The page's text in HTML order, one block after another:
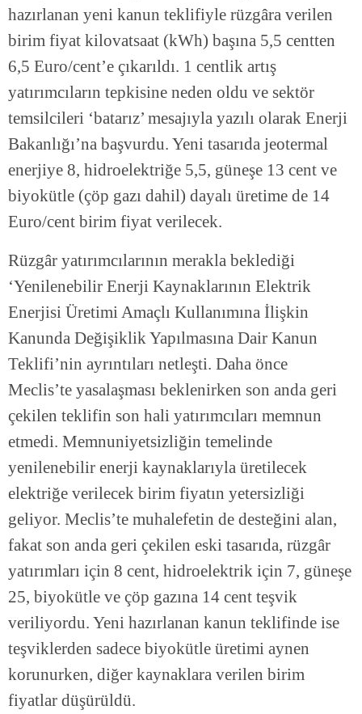
hazırlanan yeni kanun teklifiyle rüzgâra verilen
birim fiyat kilovatsaat (kWh) başına 5,5 centten
6,5 Euro/cent’e çıkarıldı. 1 centlik artış
yatırımcıların tepkisine neden oldu ve sektör
temsilcileri ‘batarız’ mesajıyla yazılı olarak Enerji
Bakanlığı’na başvurdu. Yeni tasarıda jeotermal
enerjiye 8, hidroelektriğe 5,5, güneşe 13 cent ve
biyokütle (çöp gazı dahil) dayalı üretime de 14
Euro/cent birim fiyat verilecek.
Rüzgâr yatırımcılarının merakla beklediği
‘Yenilenebilir Enerji Kaynaklarının Elektrik
Enerjisi Üretimi Amaçlı Kullanımına İlişkin
Kanunda Değişiklik Yapılmasına Dair Kanun
Teklifi’nin ayrıntıları netleşti. Daha önce
Meclis’te yasalaşması beklenirken son anda geri
çekilen teklifin son hali yatırımcıları memnun
etmedi. Memnuniyetsizliğin temelinde
yenilenebilir enerji kaynaklarıyla üretilecek
elektriğe verilecek birim fiyatın yetersizliği
geliyor. Meclis’te muhalefetin de desteğini alan,
fakat son anda geri çekilen eski tasarıda, rüzgâr
yatırımları için 8 cent, hidroelektrik için 7, güneşe
25, biyokütle ve çöp gazına 14 cent teşvik
veriliyordu. Yeni hazırlanan kanun teklifinde ise
teşviklerden sadece biyokütle üretimi aynen
korunurken, diğer kaynaklara verilen birim
fiyatlar düşürüldü.